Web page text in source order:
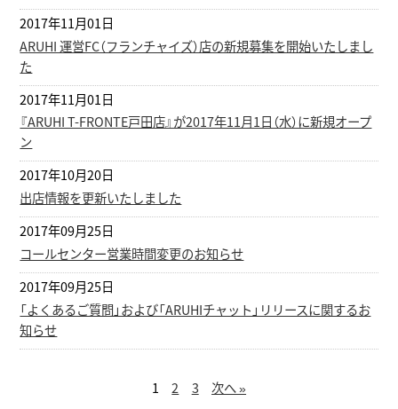
2017年11月01日
ARUHI 運営FC（フランチャイズ）店の新規募集を開始いたしまし
た
2017年11月01日
『ARUHI T-FRONTE戸田店』が2017年11月1日（水）に新規オープ
ン
2017年10月20日
出店情報を更新いたしました
2017年09月25日
コールセンター営業時間変更のお知らせ
2017年09月25日
「よくあるご質問」および「ARUHIチャット」リリースに関するお
知らせ
1 2 3 次へ »